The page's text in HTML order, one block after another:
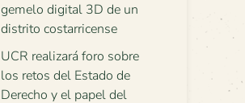
gemelo digital 3D de un
distrito costarricense
UCR realizará foro sobre
los retos del Estado de
Derecho y el papel del